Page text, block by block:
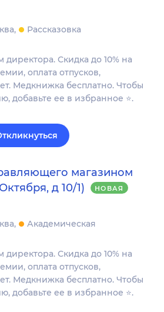
Рассказовка
директора. Скидка до 10% на
оплата отпусков,
Медкнижка бесплатно. Чтобы
добавьте ее в избранное ⭐.
магазином
д 10/1)
НОВАЯ
Академическая
директора. Скидка до 10% на
оплата отпусков,
Медкнижка бесплатно. Чтобы
добавьте ее в избранное ⭐.